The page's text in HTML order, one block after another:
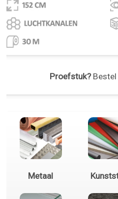
Proefstuk?Bestel
Metaal